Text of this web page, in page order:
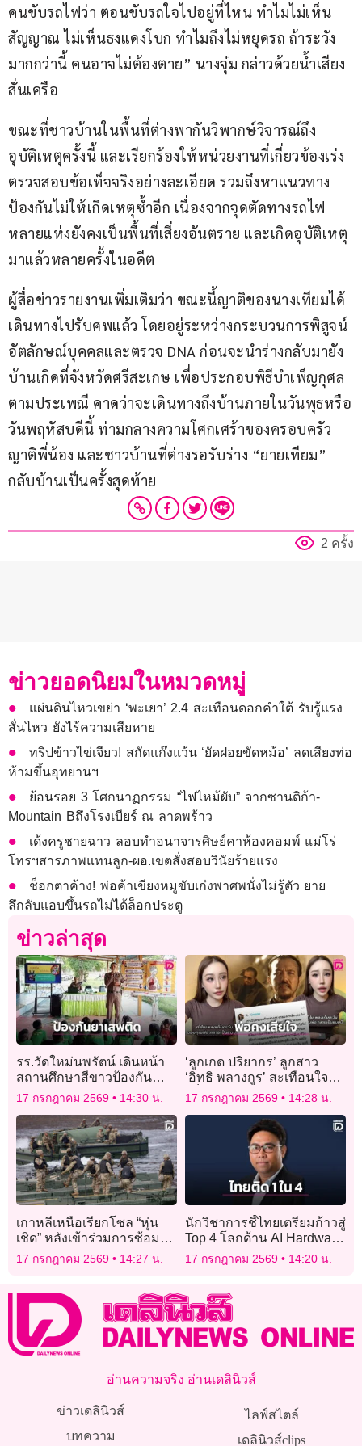
คนขับรถไฟว่า ตอนขับรถใจไปอยู่ที่ไหน ทำไมไม่เห็น
สัญญาณ ไม่เห็นธงแดงโบก ทำไมถึงไม่หยุดรถ ถ้าระวัง
มากกว่านี้ คนอาจไม่ต้องตาย” นางจุ๋ม กล่าวด้วยน้ำเสียง
สั่นเครือ
ขณะที่ชาวบ้านในพื้นที่ต่างพากันวิพากษ์วิจารณ์ถึง
อุบัติเหตุครั้งนี้ และเรียกร้องให้หน่วยงานที่เกี่ยวข้องเร่ง
ตรวจสอบข้อเท็จจริงอย่างละเอียด รวมถึงหาแนวทาง
ป้องกันไม่ให้เกิดเหตุซ้ำอีก เนื่องจากจุดตัดทางรถไฟ
หลายแห่งยังคงเป็นพื้นที่เสี่ยงอันตราย และเกิดอุบัติเหตุ
มาแล้วหลายครั้งในอดีต
ผู้สื่อข่าวรายงานเพิ่มเติมว่า ขณะนี้ญาติของนางเทียมได้
เดินทางไปรับศพแล้ว โดยอยู่ระหว่างกระบวนการพิสูจน์
อัตลักษณ์บุคคลและตรวจ DNA ก่อนจะนำร่างกลับมายัง
บ้านเกิดที่จังหวัดศรีสะเกษ เพื่อประกอบพิธีบำเพ็ญกุศล
ตามประเพณี คาดว่าจะเดินทางถึงบ้านภายในวันพุธหรือ
วันพฤหัสบดีนี้ ท่ามกลางความโศกเศร้าของครอบครัว
ญาติพี่น้อง และชาวบ้านที่ต่างรอรับร่าง “ยายเทียม”
กลับบ้านเป็นครั้งสุดท้าย
2 ครั้ง
ข่าวยอดนิยมในหมวดหมู่
แผ่นดินไหวเขย่า ‘พะเยา’ 2.4 สะเทือนดอกคำใต้ รับรู้แรง
สั่นไหว ยังไร้ความเสียหาย
ทริปข้าวไข่เจียว! สกัดแก๊งแว้น ‘ยัดฝอยขัดหม้อ’ ลดเสียงท่อ
ห้ามขึ้นอุทยานฯ
ย้อนรอย 3 โศกนาฏกรรม “ไฟไหม้ผับ” จากซานติก้า-
Mountain Bถึงโรงเบียร์ ณ ลาดพร้าว
เด้งครูชายฉาว ลอบทำอนาจารศิษย์คาห้องคอมพ์ แม่โร่
โทรฯสารภาพแทนลูก-ผอ.เขตสั่งสอบวินัยร้ายแรง
ช็อกตาค้าง! พ่อค้าเขียงหมูขับเก๋งพาศพนั่งไม่รู้ตัว ยาย
ลึกลับแอบขึ้นรถไม่ได้ล็อกประตู
ข่าวล่าสุด
รร.วัดใหม่นพรัตน์ เดินหน้า
สถานศึกษาสีขาวป้องกัน
ควบคุมยาเสพติด
17 กรกฎาคม 2569 14:30 น.
‘ลูกเกด ปริยากร’ ลูกสาว
‘อิทธิ พลางกูร’ สะเทือนใจฟัง
‘เก็บตะวัน’ เวอร์ชัน AI ตัดพ้อ
ถ้าคุณพ่อยังอยู่คงเสียใจ
17 กรกฎาคม 2569 14:28 น.
เกาหลีเหนือเรียกโซล “หุ่น
เชิด” หลังเข้าร่วมการซ้อมรบ
ทางทะเลกับสหรัฐ
17 กรกฎาคม 2569 14:27 น.
นักวิชาการชี้ไทยเตรียมก้าวสู่
Top 4 โลกด้าน AI Hardware
สะท้อนนโยบายรัฐบาลเดิน
มาถูกทาง
17 กรกฎาคม 2569 14:20 น.
อ่านความจริง อ่านเดลินิวส์
ข่าวเดลินิวส์
บทความ
ไลฟ์สไตล์
เดลินิวส์clips